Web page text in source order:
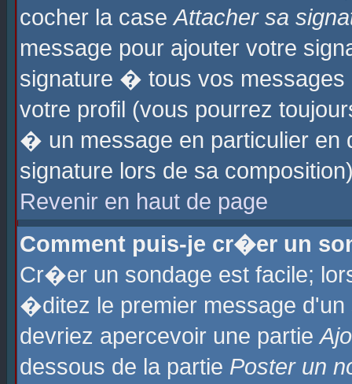
cocher la caseAttacher sa
message pour ajouter votre
signature � tous vos
votre profil (vous pourrez
� un message en particulier
signature lors de sa
Revenir en haut de page
Comment puis-je cr�er un
Cr�er un sondage est facile;
�ditez le premier message
devriez apercevoir une partie
dessous de la partie Poster un